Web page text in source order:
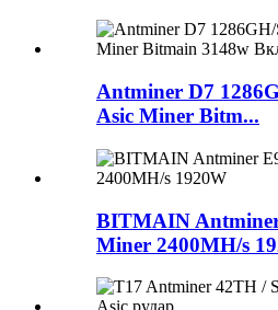
Antminer D7
Asic Miner Bitm...
BITMAIN
Miner 2400MH/s